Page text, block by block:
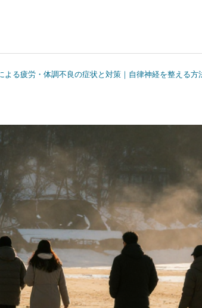
よる疲労・体調不良の症状と対策｜自律神経を整える方